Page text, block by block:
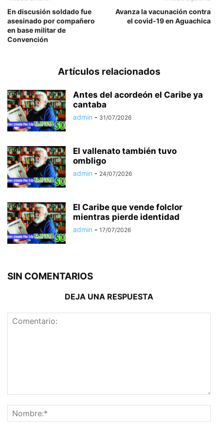
En discusión soldado fue
asesinado por compañero
en base militar de
Convención
Avanza la vacunación contra
el covid-19 en Aguachica
Artículos relacionados
Antes del acordeón el Caribe ya
cantaba
admin - 31/07/2026
El vallenato también tuvo
ombligo
admin - 24/07/2026
El Caribe que vende folclor
mientras pierde identidad
admin - 17/07/2026
SIN COMENTARIOS
DEJA UNA RESPUESTA